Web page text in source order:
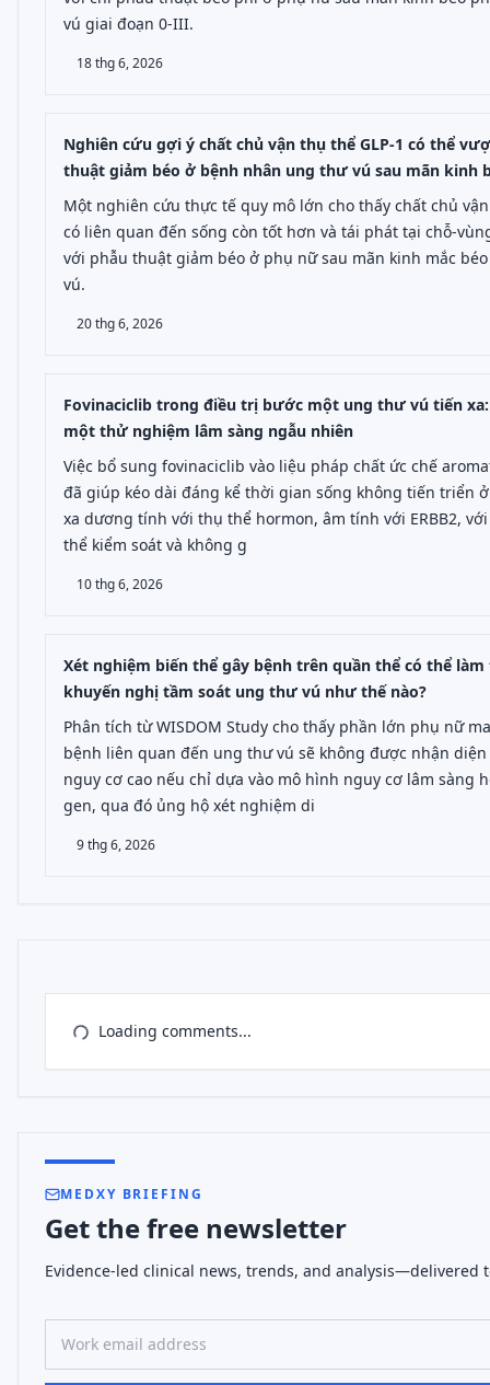
vú giai đoạn 0-III.
18 thg 6, 2026
Nghiên cứu gợi ý chất chủ vận thụ thể GLP-1 có thể
thuật giảm béo ở bệnh nhân ung thư vú sau mãn kinh
Một nghiên cứu thực tế quy mô lớn cho thấy chất chủ
có liên quan đến sống còn tốt hơn và tái phát tại chỗ-
với phẫu thuật giảm béo ở phụ nữ sau mãn kinh mắc
vú.
20 thg 6, 2026
Fovinaciclib trong điều trị bước một ung thư vú tiến
một thử nghiệm lâm sàng ngẫu nhiên
Việc bổ sung fovinaciclib vào liệu pháp chất ức chế
đã giúp kéo dài đáng kể thời gian sống không tiến triển
xa dương tính với thụ thể hormon, âm tính với ERBB2,
thể kiểm soát và không g
10 thg 6, 2026
Xét nghiệm biến thể gây bệnh trên quần thể có thể
khuyến nghị tầm soát ung thư vú như thế nào?
Phân tích từ WISDOM Study cho thấy phần lớn phụ nữ
bệnh liên quan đến ung thư vú sẽ không được nhận diện
nguy cơ cao nếu chỉ dựa vào mô hình nguy cơ lâm sàng
gen, qua đó ủng hộ xét nghiệm di
9 thg 6, 2026
Loading comments...
MEDXY BRIEFING
Get the free newsletter
Evidence-led clinical news, trends, and analysis—delivered
Work email address